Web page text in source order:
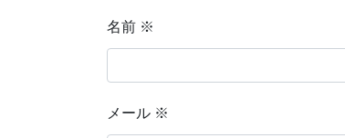
名前 ※
メール ※